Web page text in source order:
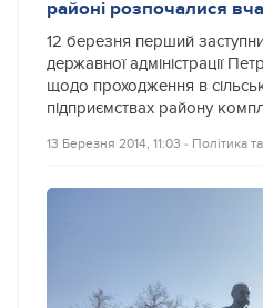
районі розпочалися
12 березня перший
державної адміністрації
щодо проходження в
підприємствах району
13 Березня 2014, 11:03 ‐ Політика